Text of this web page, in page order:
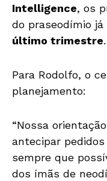
Intelligence, os
do praseodímio
último trimestre.
Para Rodolfo, o
planejamento:
“Nossa
antecipar
sempre que
dos ímãs de